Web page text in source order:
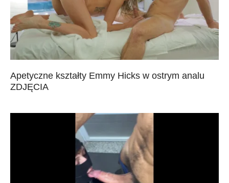
Apetyczne kształty Emmy Hicks w ostrym analu
ZDJĘCIA